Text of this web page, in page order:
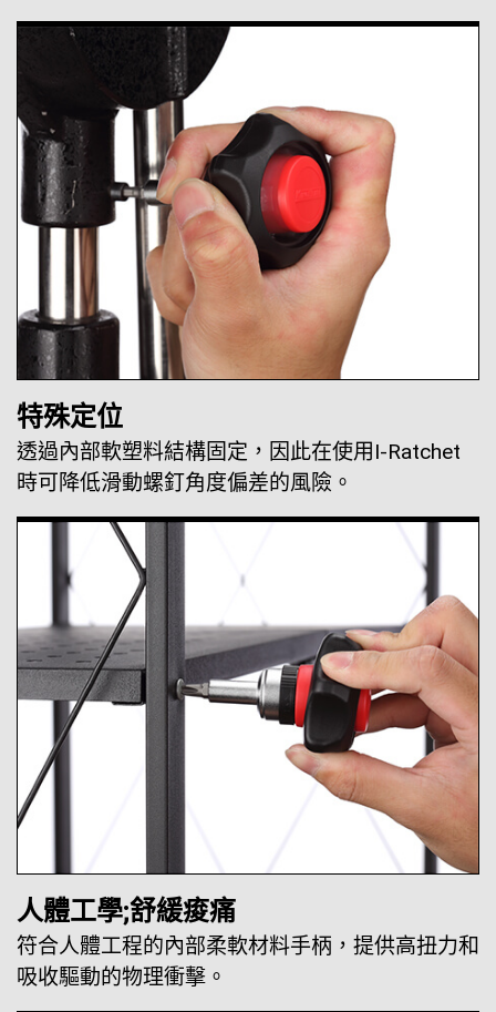
特殊定位
透過內部軟塑料結構固定，因此在使用I-Ratchet
時可降低滑動螺釘角度偏差的風險。
人體工學;舒緩痠痛
符合人體工程的內部柔軟材料手柄，提供高扭力和
吸收驅動的物理衝擊。